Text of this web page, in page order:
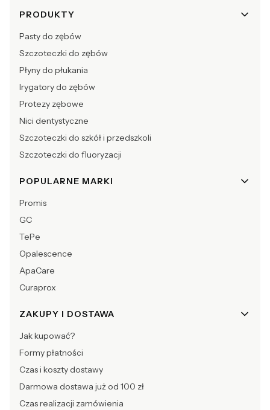
Linki w stopce
PRODUKTY
Pasty do zębów
Szczoteczki do zębów
Płyny do płukania
Irygatory do zębów
Protezy zębowe
Nici dentystyczne
Szczoteczki do szkół i przedszkoli
Szczoteczki do fluoryzacji
POPULARNE MARKI
Promis
GC
TePe
Opalescence
ApaCare
Curaprox
ZAKUPY I DOSTAWA
Jak kupować?
Formy płatności
Czas i koszty dostawy
Darmowa dostawa już od 100 zł
Czas realizacji zamówienia